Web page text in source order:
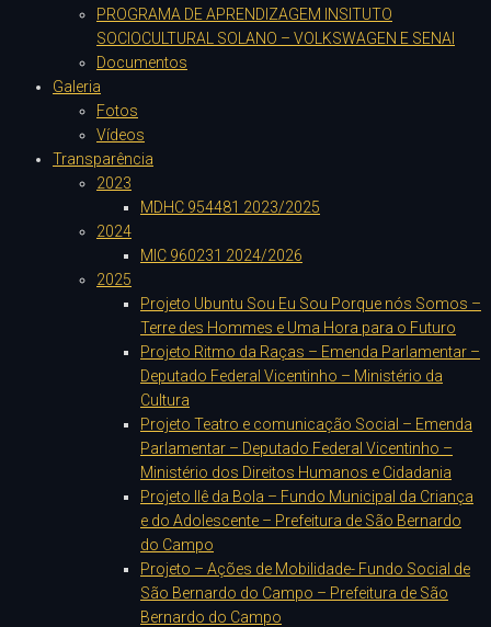
PROGRAMA DE APRENDIZAGEM INSITUTO
SOCIOCULTURAL SOLANO – VOLKSWAGEN E SENAI
Documentos
Galeria
Fotos
Vídeos
Transparência
2023
MDHC 954481 2023/2025
2024
MIC 960231 2024/2026
2025
Projeto Ubuntu Sou Eu Sou Porque nós Somos –
Terre des Hommes e Uma Hora para o Futuro
Projeto Ritmo da Raças – Emenda Parlamentar –
Deputado Federal Vicentinho – Ministério da
Cultura
Projeto Teatro e comunicação Social – Emenda
Parlamentar – Deputado Federal Vicentinho –
Ministério dos Direitos Humanos e Cidadania
Projeto Ilê da Bola – Fundo Municipal da Criança
e do Adolescente – Prefeitura de São Bernardo
do Campo
Projeto – Ações de Mobilidade- Fundo Social de
São Bernardo do Campo – Prefeitura de São
Bernardo do Campo